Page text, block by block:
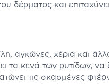
δέρματος και
αγκώνες, χέρια και
τα κενά των ρυτίδων,
τις σκασμένες